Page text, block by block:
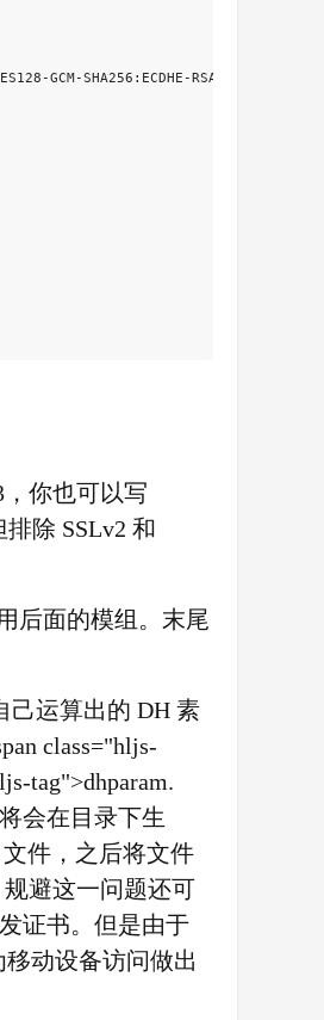
SHA256:ECDHE-RSA-AES256-GCM-
你也可以写
除 SSLv2 和
后面的模组。末尾
己运算出的 DH 素
class="hljs-
tag">dhparam.
会在目录下生
文件，之后将文件
避这一问题还可
证书。但是由于
动设备访问做出